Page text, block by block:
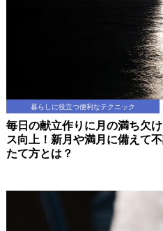
暮らしに役立つ便利なテクニック
毎日の献立作りに月の満ち欠
ス向上！新月や満月に備えて
たて方とは？